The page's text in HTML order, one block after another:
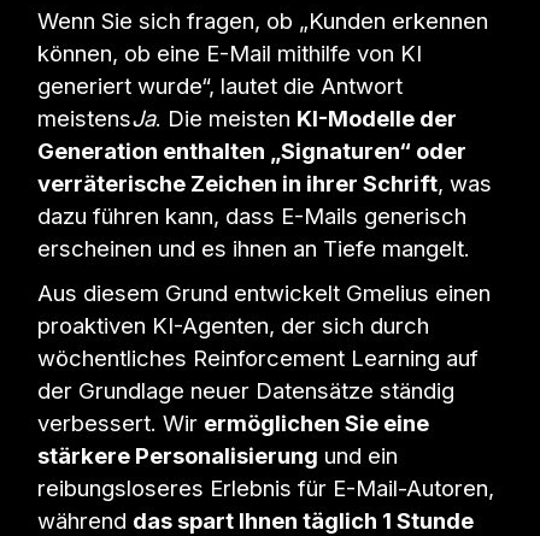
Wenn Sie sich fragen, ob „Kunden erkennen
können, ob eine E-Mail mithilfe von KI
generiert wurde“, lautet die Antwort
meistensJa. Die meisten KI-Modelle der
Generation enthalten „Signaturen“ oder
verräterische Zeichen in ihrer Schrift, was
dazu führen kann, dass E-Mails generisch
erscheinen und es ihnen an Tiefe mangelt.
Aus diesem Grund entwickelt Gmelius einen
proaktiven KI-Agenten, der sich durch
wöchentliches Reinforcement Learning auf
der Grundlage neuer Datensätze ständig
verbessert. Wir ermöglichen Sie eine
stärkere Personalisierung und ein
reibungsloseres Erlebnis für E-Mail-Autoren,
während das spart Ihnen täglich 1 Stunde